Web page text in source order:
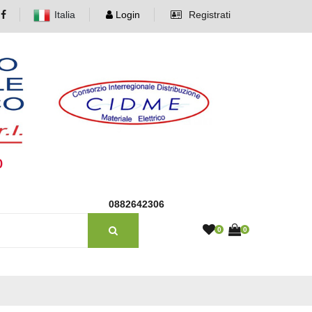
Italia Login Registrati
0882642306
0 0